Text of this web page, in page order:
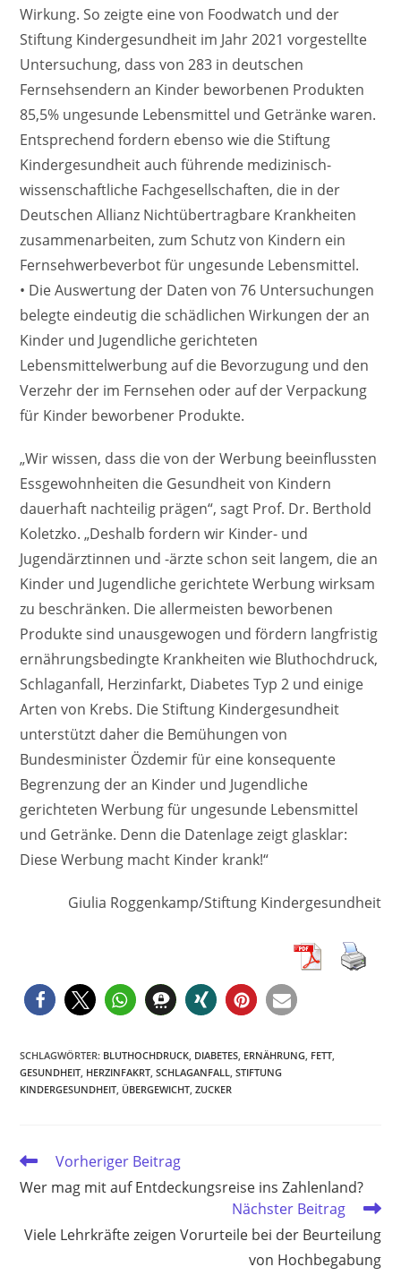
Wirkung. So zeigte eine von Foodwatch und der
Stiftung Kindergesundheit im Jahr 2021 vorgestellte
Untersuchung, dass von 283 in deutschen
Fernsehsendern an Kinder beworbenen Produkten
85,5% ungesunde Lebensmittel und Getränke waren.
Entsprechend fordern ebenso wie die Stiftung
Kindergesundheit auch führende medizinisch-
wissenschaftliche Fachgesellschaften, die in der
Deutschen Allianz Nichtübertragbare Krankheiten
zusammenarbeiten, zum Schutz von Kindern ein
Fernsehwerbeverbot für ungesunde Lebensmittel.
• Die Auswertung der Daten von 76 Untersuchungen
belegte eindeutig die schädlichen Wirkungen der an
Kinder und Jugendliche gerichteten
Lebensmittelwerbung auf die Bevorzugung und den
Verzehr der im Fernsehen oder auf der Verpackung
für Kinder beworbener Produkte.
„Wir wissen, dass die von der Werbung beeinflussten
Essgewohnheiten die Gesundheit von Kindern
dauerhaft nachteilig prägen“, sagt Prof. Dr. Berthold
Koletzko. „Deshalb fordern wir Kinder- und
Jugendärztinnen und -ärzte schon seit langem, die an
Kinder und Jugendliche gerichtete Werbung wirksam
zu beschränken. Die allermeisten beworbenen
Produkte sind unausgewogen und fördern langfristig
ernährungsbedingte Krankheiten wie Bluthochdruck,
Schlaganfall, Herzinfarkt, Diabetes Typ 2 und einige
Arten von Krebs. Die Stiftung Kindergesundheit
unterstützt daher die Bemühungen von
Bundesminister Özdemir für eine konsequente
Begrenzung der an Kinder und Jugendliche
gerichteten Werbung für ungesunde Lebensmittel
und Getränke. Denn die Datenlage zeigt glasklar:
Diese Werbung macht Kinder krank!“
Giulia Roggenkamp/Stiftung Kindergesundheit
SCHLAGWÖRTER: BLUTHOCHDRUCK DIABETES ERNÄHRUNG FETT
GESUNDHEIT HERZINFAKRT SCHLAGANFALL
STIFTUNG
KINDERGESUNDHEIT ÜBERGEWICHT ZUCKER
Weitere
ansehen
Vorheriger Beitrag
Wer mag mit auf Entdeckungsreise ins Zahlenland?
Nächster Beitrag
Viele Lehrkräfte zeigen Vorurteile bei der Beurteilung
von Hochbegabung